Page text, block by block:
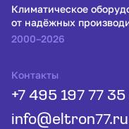
Климатическое
от надёжных
2000–2026
Контакты
+7 495 197 77 35
info@eltron77.ru